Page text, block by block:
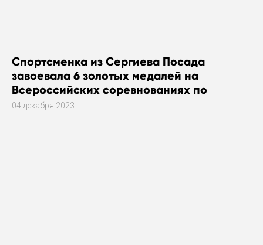
Спортсменка из Сергиева Посада
завоевала 6 золотых медалей на
Всероссийских соревнованиях по
плаванию
04 декабря 2023